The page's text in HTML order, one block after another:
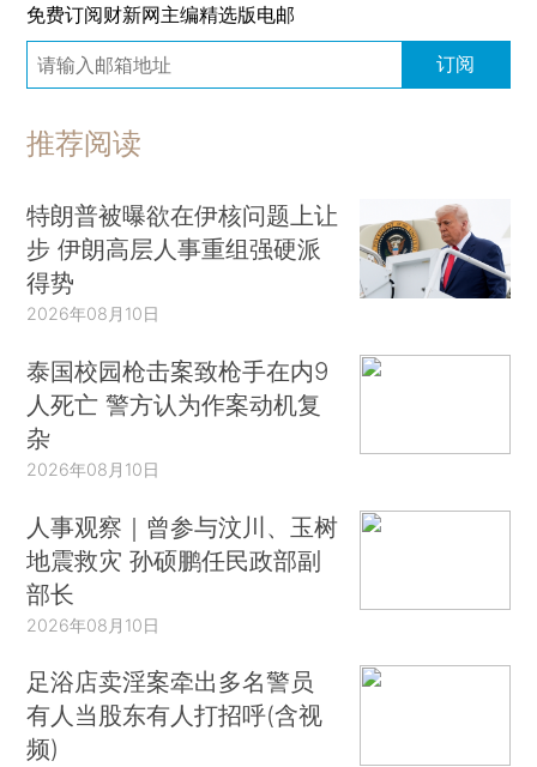
免费订阅财新网主编精选版电邮
订阅
推荐阅读
特朗普被曝欲在伊核问题上让
步 伊朗高层人事重组强硬派
得势
2026年08月10日
泰国校园枪击案致枪手在内9
人死亡 警方认为作案动机复
杂
2026年08月10日
人事观察｜曾参与汶川、玉树
地震救灾 孙硕鹏任民政部副
部长
2026年08月10日
足浴店卖淫案牵出多名警员
有人当股东有人打招呼(含视
频)